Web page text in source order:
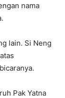
nama
lain. Si Neng
Pak Yatna